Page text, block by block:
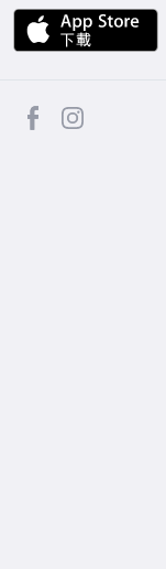
facebook